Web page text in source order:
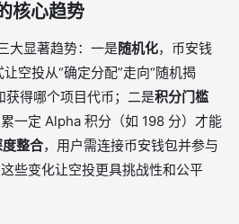
核心趋势
大显著趋势：一是随机化，币安钱
空投从“确定分配”走向“随机揭
获得哪个项目代币；二是积分门槛
一定 Alpha 积分（如 198 分）才能
整合，用户需连接币安钱包并参与
些变化让空投更具挑战性和公平